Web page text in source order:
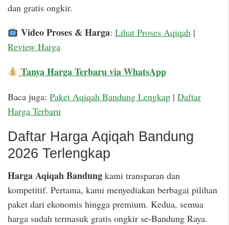
dan gratis ongkir.
Video Proses & Harga: Lihat Proses Aqiqah|
Review Harga
Tanya Harga Terbaru via WhatsApp
Baca juga: Paket Aqiqah Bandung Lengkap | Daftar
Harga Terbaru
Daftar Harga Aqiqah Bandung
2026 Terlengkap
Harga Aqiqah Bandung kami transparan dan
kompetitif. Pertama, kami menyediakan berbagai pilihan
paket dari ekonomis hingga premium. Kedua, semua
harga sudah termasuk gratis ongkir se-Bandung Raya.